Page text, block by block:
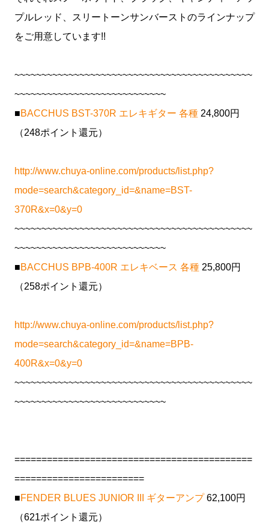
プルレッド、スリートーンサンバーストのラインナップ
をご用意しています!!
~~~~~~~~~~~~~~~~~~~~~~~~~~~~~~~~~~~~~~~~~~~~
~~~~~~~~~~~~~~~~~~~~~~~~~~~~
■BACCHUS BST-370R エレキギター 各種 24,800円
（248ポイント還元）
http://www.chuya-online.com/products/list.php?
mode=search&category_id=&name=BST-
370R&x=0&y=0
~~~~~~~~~~~~~~~~~~~~~~~~~~~~~~~~~~~~~~~~~~~~
~~~~~~~~~~~~~~~~~~~~~~~~~~~~
■BACCHUS BPB-400R エレキベース 各種 25,800円
（258ポイント還元）
http://www.chuya-online.com/products/list.php?
mode=search&category_id=&name=BPB-
400R&x=0&y=0
~~~~~~~~~~~~~~~~~~~~~~~~~~~~~~~~~~~~~~~~~~~~
~~~~~~~~~~~~~~~~~~~~~~~~~~~~
============================================
========================
■FENDER BLUES JUNIOR III ギターアンプ62,100円
（621ポイント還元）